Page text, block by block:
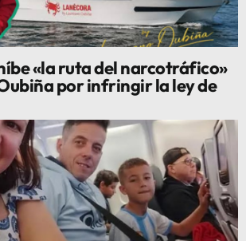
«la ruta del narcotráfico»
por infringir la ley de